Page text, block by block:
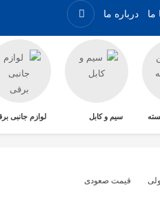
ما درباره ما
سیم و کابل لوازم جانبی
قيمت صعودی